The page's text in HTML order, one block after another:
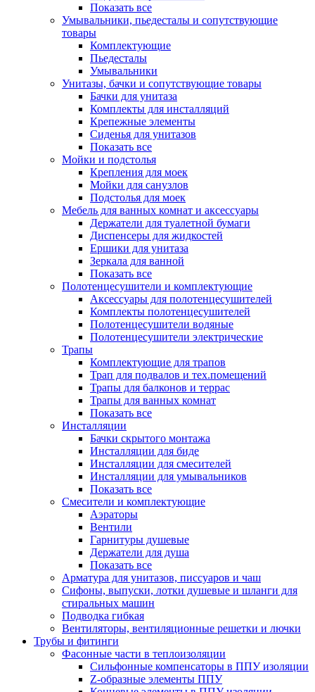
Показать все
Умывальники, пьедесталы и сопутствующие
товары
Комплектующие
Пьедесталы
Умывальники
Унитазы, бачки и сопутствующие товары
Бачки для унитаза
Комплекты для инсталляций
Крепежные элементы
Сиденья для унитазов
Показать все
Мойки и подстолья
Крепления для моек
Мойки для санузлов
Подстолья для моек
Мебель для ванных комнат и аксессуары
Держатели для туалетной бумаги
Диспенсеры для жидкостей
Ершики для унитаза
Зеркала для ванной
Показать все
Полотенцесушители и комплектующие
Аксессуары для полотенцесушителей
Комплекты полотенцесушителей
Полотенцесушители водяные
Полотенцесушители электрические
Трапы
Комплектующие для трапов
Трап для подвалов и тех.помещений
Трапы для балконов и террас
Трапы для ванных комнат
Показать все
Инсталляции
Бачки скрытого монтажа
Инсталляции для биде
Инсталляции для смесителей
Инсталляции для умывальников
Показать все
Смесители и комплектующие
Аэраторы
Вентили
Гарнитуры душевые
Держатели для душа
Показать все
Арматура для унитазов, писсуаров и чаш
Сифоны, выпуски, лотки душевые и шланги для
стиральных машин
Подводка гибкая
Вентиляторы, вентиляционные решетки и лючки
Трубы и фитинги
Фасонные части в теплоизоляции
Cильфонные компенсаторы в ППУ изоляции
Z-образные элементы ППУ